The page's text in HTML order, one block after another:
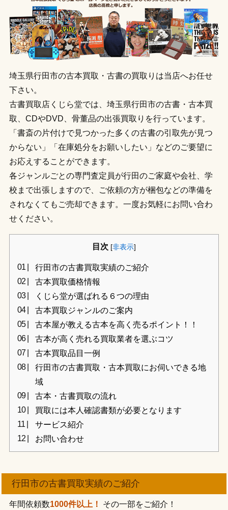
埼玉県行田市の古本買取・古書の買取りは当店へお任せ
下さい。
古書買取店くじら堂では、埼玉県行田市の古書・古本買
取、CDやDVD、骨董品の出張買取りを行っています。
「書斎の片付けで見つかった多くの古書の引取先が見つ
からない」「在庫処分をお願いしたい」などのご要望に
お応えすることができます。
各ジャンルごとの専門査定員が行田のご家庭や会社、学
校まで出張しますので、ご依頼の方が梱包などの準備を
されなくてもご売却できます。一度お気軽にお問い合わ
せください。
目次 [非表示]
行田市の古書買取実績のご紹介
古本買取価格情報
くじら堂が選ばれる６つの理由
古本買取ジャンルのご案内
古本屋が教える古本を高く売るポイント！！
古本が高く売れる買取業者を選ぶコツ
古本買取品目一例
行田市の古書買取・古本買取にお伺いできる地
域
古本・古書買取の流れ
買取には本人確認書類が必要となります
サービス紹介
お問い合わせ
行田市の古書買取実績のご紹介
年間依頼数1000件以上！ その一部をご紹介！